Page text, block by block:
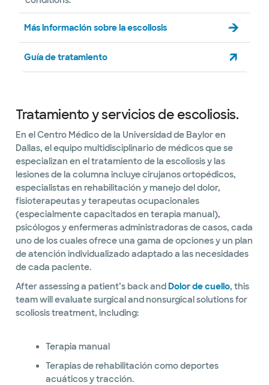
Más información sobre la escoliosis
Guía de tratamiento
Tratamiento y servicios de escoliosis.
En el Centro Médico de la Universidad de Baylor en
Dallas, el equipo multidisciplinario de médicos que se
especializan en el tratamiento de la escoliosis y las
lesiones de la columna incluye cirujanos ortopédicos,
especialistas en rehabilitación y manejo del dolor,
fisioterapeutas y terapeutas ocupacionales
(especialmente capacitados en terapia manual),
psicólogos y enfermeras administradoras de casos, cada
uno de los cuales ofrece una gama de opciones y un plan
de atención individualizado adaptado a las necesidades
de cada paciente.
After assessing a patient’s back andDolor de cuello, this
team will evaluate surgical and nonsurgical solutions for
scoliosis treatment, including:
Terapia manual
Terapias de rehabilitación como deportes
acuáticos y tracción.